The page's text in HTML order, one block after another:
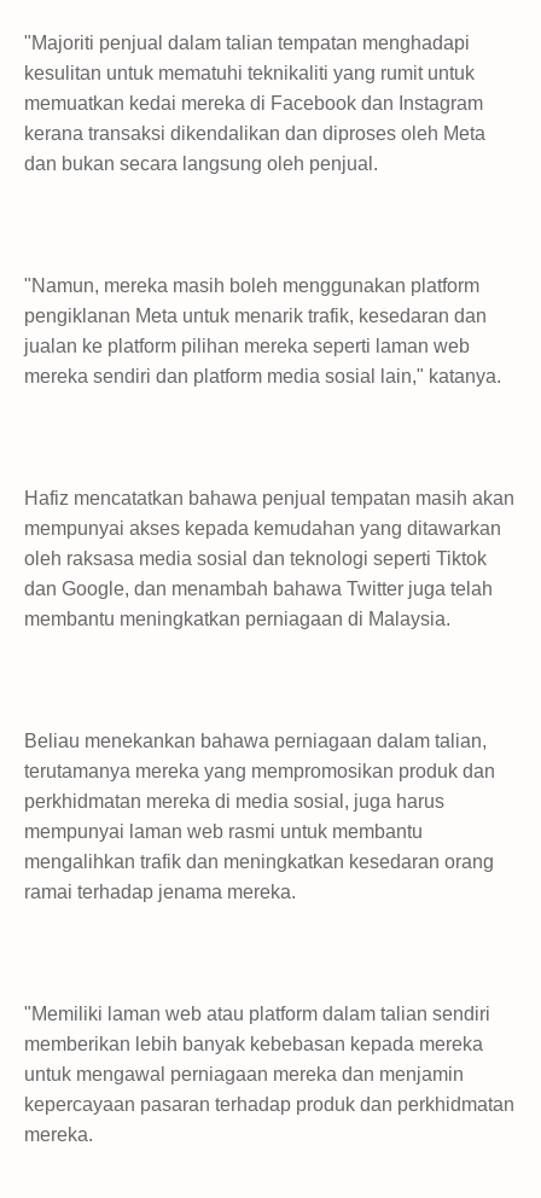
"Majoriti penjual dalam talian tempatan menghadapi
kesulitan untuk mematuhi teknikaliti yang rumit untuk
memuatkan kedai mereka di Facebook dan Instagram
kerana transaksi dikendalikan dan diproses oleh Meta
dan bukan secara langsung oleh penjual.
"Namun, mereka masih boleh menggunakan platform
pengiklanan Meta untuk menarik trafik, kesedaran dan
jualan ke platform pilihan mereka seperti laman web
mereka sendiri dan platform media sosial lain," katanya.
Hafiz mencatatkan bahawa penjual tempatan masih akan
mempunyai akses kepada kemudahan yang ditawarkan
oleh raksasa media sosial dan teknologi seperti Tiktok
dan Google, dan menambah bahawa Twitter juga telah
membantu meningkatkan perniagaan di Malaysia.
Beliau menekankan bahawa perniagaan dalam talian,
terutamanya mereka yang mempromosikan produk dan
perkhidmatan mereka di media sosial, juga harus
mempunyai laman web rasmi untuk membantu
mengalihkan trafik dan meningkatkan kesedaran orang
ramai terhadap jenama mereka.
"Memiliki laman web atau platform dalam talian sendiri
memberikan lebih banyak kebebasan kepada mereka
untuk mengawal perniagaan mereka dan menjamin
kepercayaan pasaran terhadap produk dan perkhidmatan
mereka.